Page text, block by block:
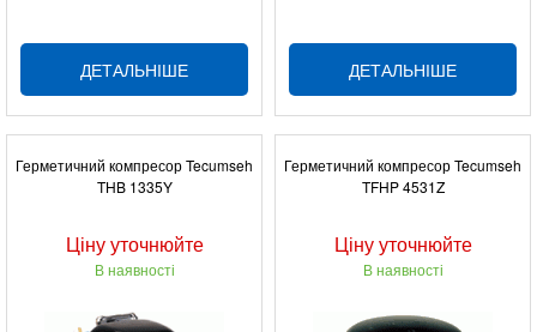
ДЕТАЛЬНІШЕ ДЕТАЛЬНІШЕ
Герметичний компресор Tecumseh
THB 1335Y
Ціну уточнюйте
В наявності
Герметичний компресор Tecumseh
TFHP 4531Z
Ціну уточнюйте
В наявності